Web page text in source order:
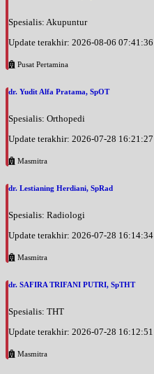
Spesialis: Akupuntur
Update terakhir: 2026-08-06 07:41:36
Pusat Pertamina
dr. Yudit Alfa Pratama, SpOT
Spesialis: Orthopedi
Update terakhir: 2026-07-28 16:21:27
Masmitra
dr. Lestianing Herdiani, SpRad
Spesialis: Radiologi
Update terakhir: 2026-07-28 16:14:34
Masmitra
dr. SAFIRA TRIFANI PUTRI, SpTHT
Spesialis: THT
Update terakhir: 2026-07-28 16:12:51
Masmitra